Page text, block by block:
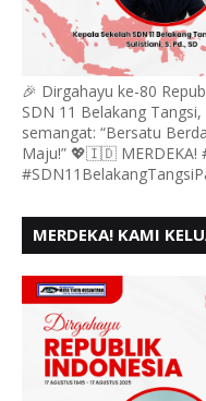
🎉 Dirgahayu ke-80
SDN 11 Belakang
semangat: “Bersatu
Maju!” 💖🇮🇩 MERDEKA!
MERDEKA! KAMI
- 80,